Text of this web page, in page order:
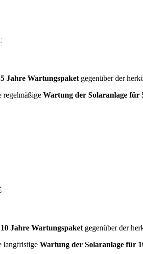
5 Jahre Wartungspaket gegenüber der
regelmäßige Wartung der Solaranlage für
10 Jahre Wartungspaket gegenüber der
langfristige Wartung der Solaranlage für